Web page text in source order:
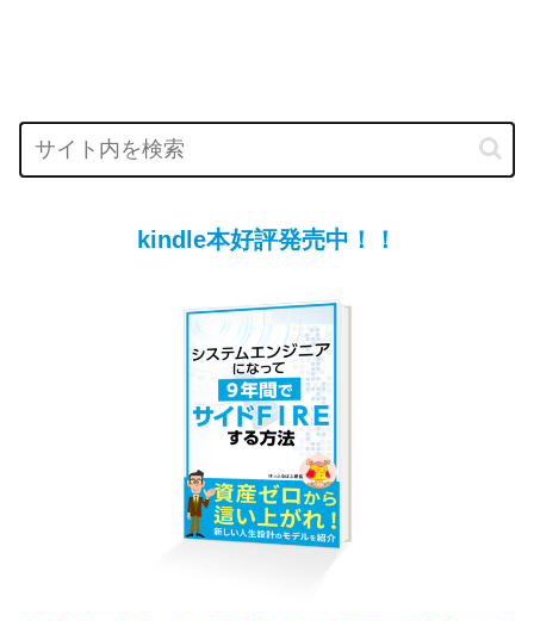
kindle本好評発売中！！